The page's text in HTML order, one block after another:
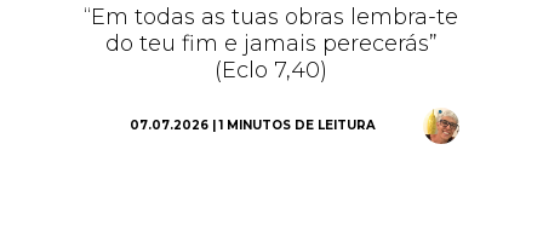
“Em todas as tuas obras lembra-te
do teu fim e jamais perecerás”
(Eclo 7,40)
07.07.2026 | 1 MINUTOS DE LEITURA